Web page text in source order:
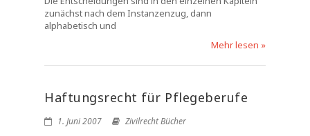
zunächst nach dem Instanzenzug, dann
alphabetisch und
Mehr lesen »
Haftungsrecht für Pflegeberufe
1. Juni 2007 Zivilrecht Bücher